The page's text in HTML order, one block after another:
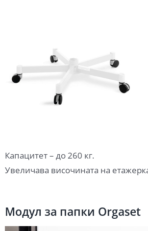
Капацитет – до 260 кг.
Увеличава височината на
Модул за папки Orgaset